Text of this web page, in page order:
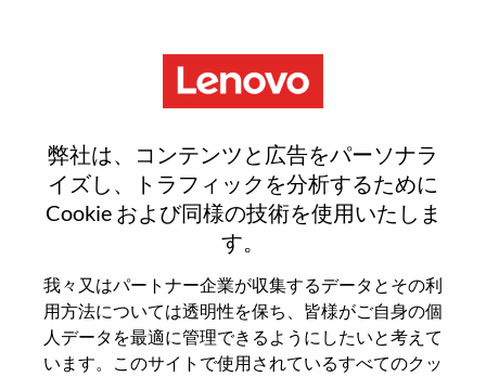
弊社は、コンテンツと広告をパーソナラ
イズし、トラフィックを分析するために
Cookie および同様の技術を使用いたしま
す。
我々又はパートナー企業が収集するデータとその利
用方法については透明性を保ち、皆様がご自身の個
人データを最適に管理できるようにしたいと考えて
います。このサイトで使用されているすべてのクッ
Reset password
本当にパスワードをリセットします
Enter the email address associated with your
account, then click "Continue".